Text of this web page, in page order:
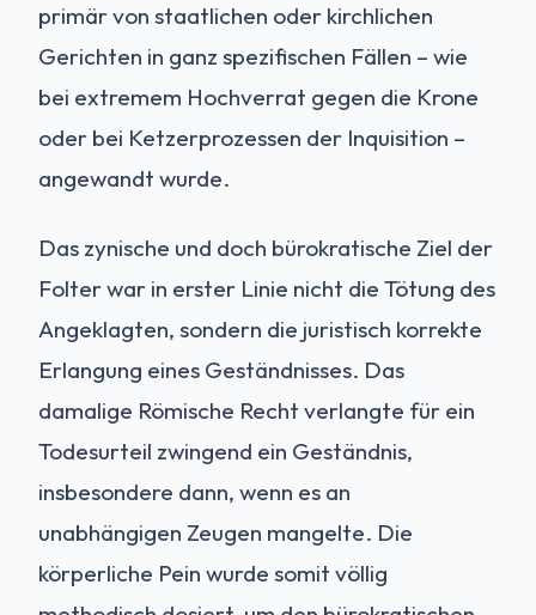
primär von staatlichen oder kirchlichen
Gerichten in ganz spezifischen Fällen – wie
bei extremem Hochverrat gegen die Krone
oder bei Ketzerprozessen der Inquisition –
angewandt wurde.
Das zynische und doch bürokratische Ziel der
Folter war in erster Linie nicht die Tötung des
Angeklagten, sondern die juristisch korrekte
Erlangung eines Geständnisses. Das
damalige Römische Recht verlangte für ein
Todesurteil zwingend ein Geständnis,
insbesondere dann, wenn es an
unabhängigen Zeugen mangelte. Die
körperliche Pein wurde somit völlig